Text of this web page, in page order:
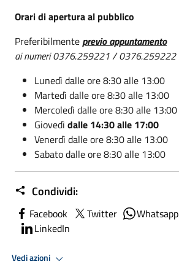
Orari di apertura al pubblico
Preferibilmente previo appuntamento
ai numeri 0376.259221 / 0376.259222
Lunedì dalle ore 8:30 alle 13:00
Martedì dalle ore 8:30 alle 13:00
Mercoledì dalle ore 8:30 alle 13:00
Giovedì dalle 14:30 alle 17:00
Venerdì dalle ore 8:30 alle 13:00
Sabato dalle ore 8:30 alle 13:00
Condividi:
Facebook Twitter Whatsapp
LinkedIn
Vedi azioni